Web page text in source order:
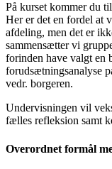
På kurset kommer du
Her er det en fordel at
afdeling, men det er
sammensætter vi
forinden have valgt en
forudsætningsanalyse
vedr. borgeren.
Undervisningen vil
fælles refleksion samt
Overordnet formål